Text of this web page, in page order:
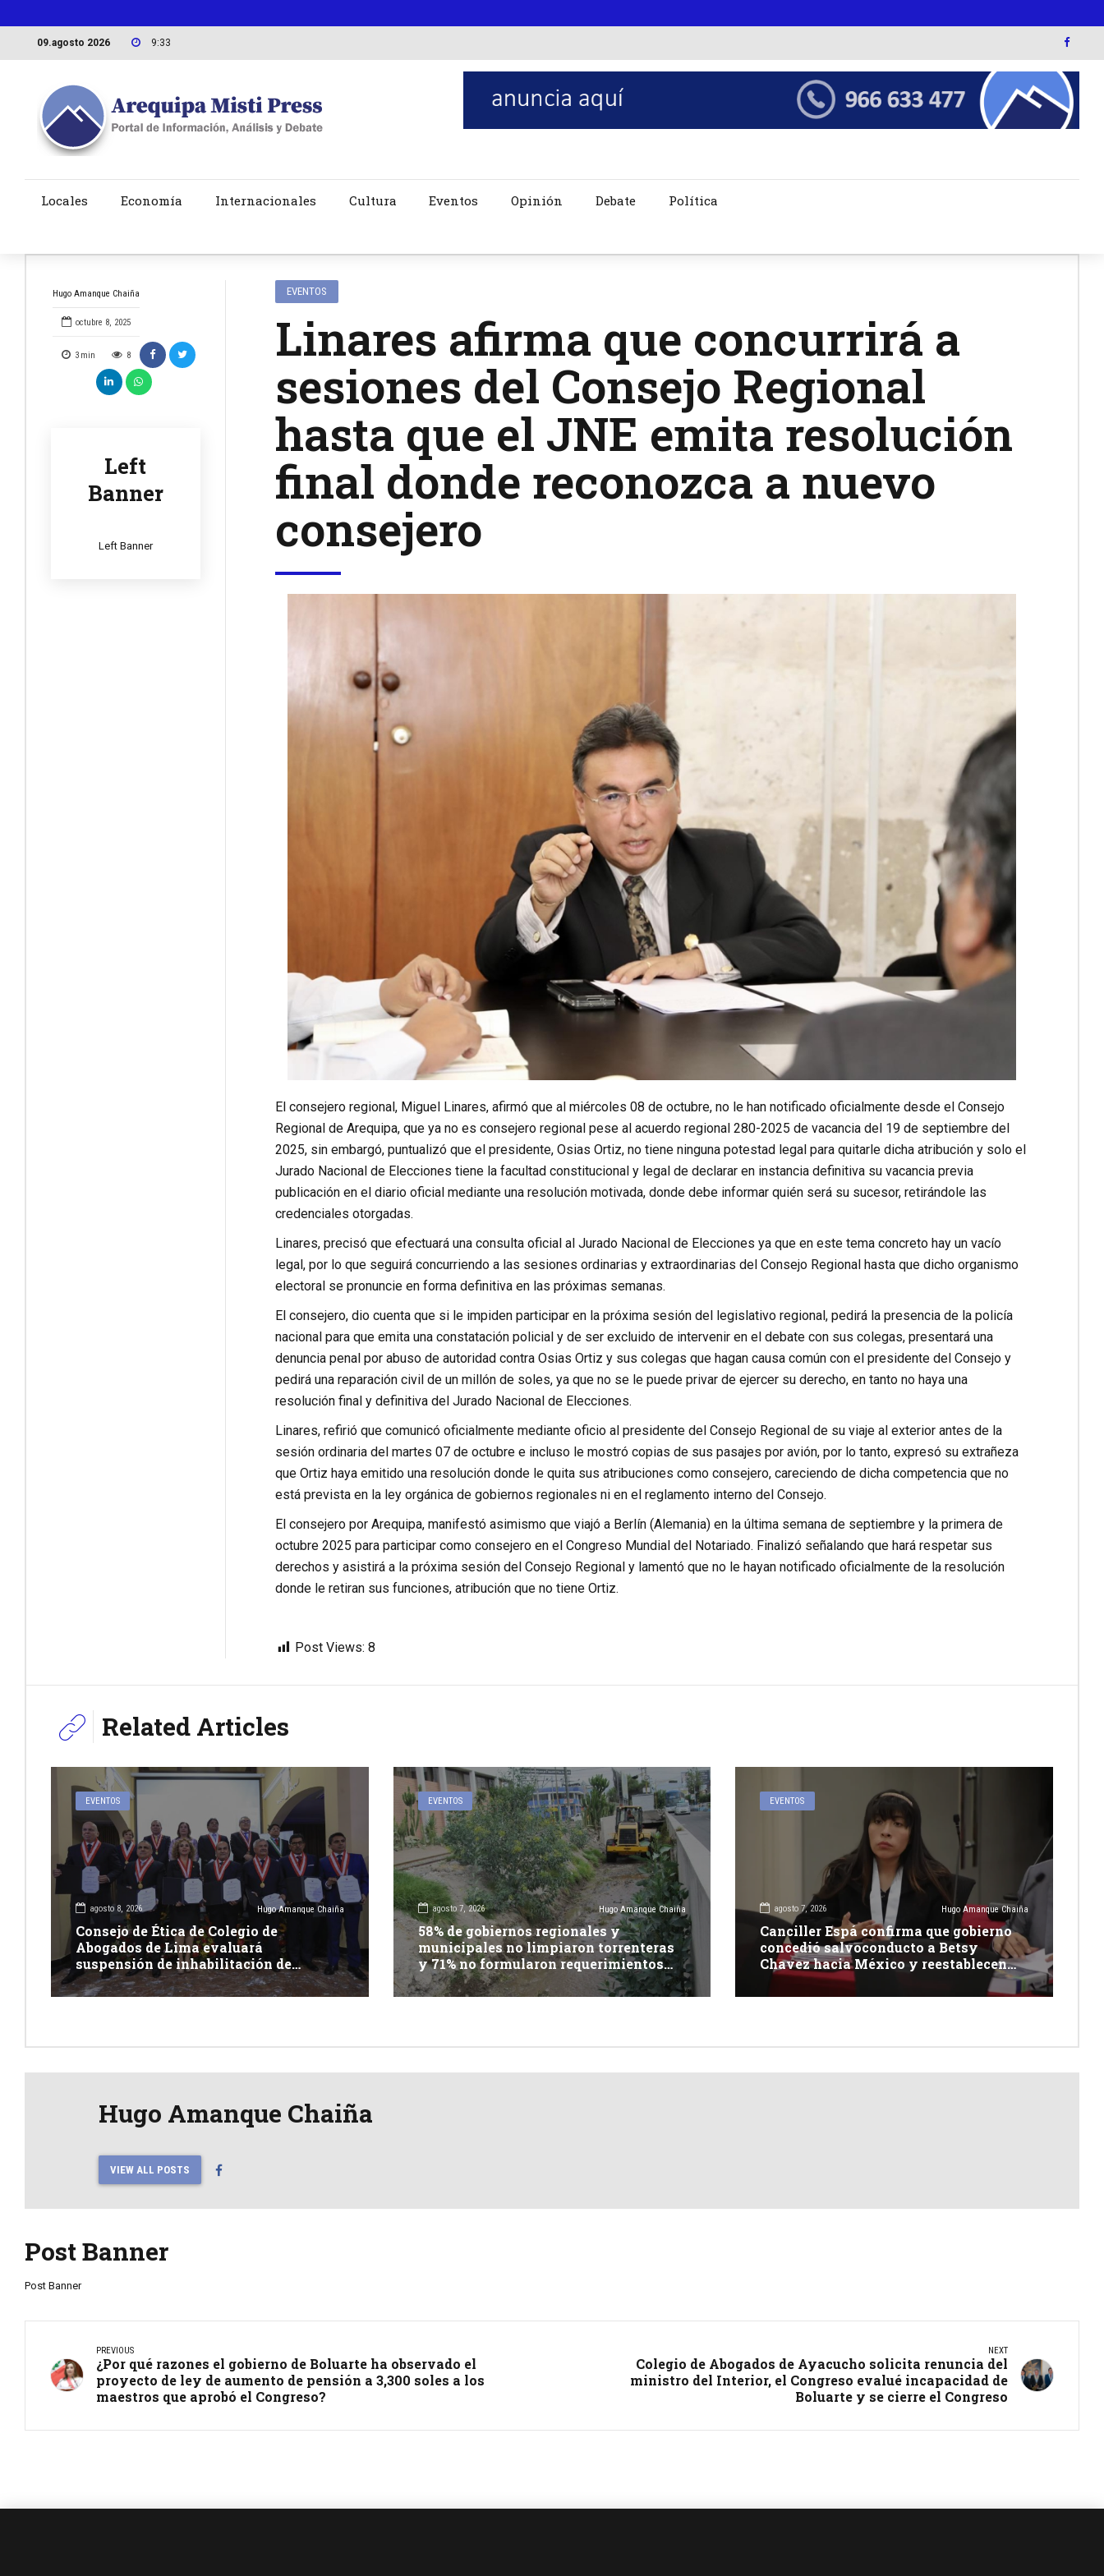
09.agosto 2026 9:33
Locales Economía Internacionales Cultura Eventos Opinión Debate Política
Hugo Amanque Chaiña
octubre 8, 2025
3 min 8
Left
Banner
Left Banner
EVENTOS
Linares afirma que concurrirá a
sesiones del Consejo Regional
hasta que el JNE emita resolución
final donde reconozca a nuevo
consejero
El consejero regional, Miguel Linares, afirmó que al miércoles 08 de octubre, no le han notificado oficialmente desde el Consejo
Regional de Arequipa, que ya no es consejero regional pese al acuerdo regional 280-2025 de vacancia del 19 de septiembre del
2025, sin embargó, puntualizó que el presidente, Osias Ortiz, no tiene ninguna potestad legal para quitarle dicha atribución y solo el
Jurado Nacional de Elecciones tiene la facultad constitucional y legal de declarar en instancia definitiva su vacancia previa
publicación en el diario oficial mediante una resolución motivada, donde debe informar quién será su sucesor, retirándole las
credenciales otorgadas.
Linares, precisó que efectuará una consulta oficial al Jurado Nacional de Elecciones ya que en este tema concreto hay un vacío
legal, por lo que seguirá concurriendo a las sesiones ordinarias y extraordinarias del Consejo Regional hasta que dicho organismo
electoral se pronuncie en forma definitiva en las próximas semanas.
El consejero, dio cuenta que si le impiden participar en la próxima sesión del legislativo regional, pedirá la presencia de la policía
nacional para que emita una constatación policial y de ser excluido de intervenir en el debate con sus colegas, presentará una
denuncia penal por abuso de autoridad contra Osias Ortiz y sus colegas que hagan causa común con el presidente del Consejo y
pedirá una reparación civil de un millón de soles, ya que no se le puede privar de ejercer su derecho, en tanto no haya una
resolución final y definitiva del Jurado Nacional de Elecciones.
Linares, refirió que comunicó oficialmente mediante oficio al presidente del Consejo Regional de su viaje al exterior antes de la
sesión ordinaria del martes 07 de octubre e incluso le mostró copias de sus pasajes por avión, por lo tanto, expresó su extrañeza
que Ortiz haya emitido una resolución donde le quita sus atribuciones como consejero, careciendo de dicha competencia que no
está prevista en la ley orgánica de gobiernos regionales ni en el reglamento interno del Consejo.
El consejero por Arequipa, manifestó asimismo que viajó a Berlín (Alemania) en la última semana de septiembre y la primera de
octubre 2025 para participar como consejero en el Congreso Mundial del Notariado. Finalizó señalando que hará respetar sus
derechos y asistirá a la próxima sesión del Consejo Regional y lamentó que no le hayan notificado oficialmente de la resolución
donde le retiran sus funciones, atribución que no tiene Ortiz.
Post Views: 8
Related Articles
EVENTOS
agosto 8, 2026 Hugo Amanque Chaiña
Consejo de Ética de Colegio de
Abogados de Lima evaluará
suspensión de inhabilitación de
integrantes de Junta Nacional de
Justicia
EVENTOS
agosto 7, 2026 Hugo Amanque Chaiña
58% de gobiernos regionales y
municipales no limpiaron torrenteras
y 71% no formularon requerimientos
presupuestales afirma informe de
Contraloría
EVENTOS
agosto 7, 2026 Hugo Amanque Chaiña
Canciller Espá confirma que gobierno
concedió salvoconducto a Betsy
Chavez hacia México y reestablecen
relaciones con dicho país
Hugo Amanque Chaiña
VIEW ALL POSTS
Post Banner
Post Banner
PREVIOUS
¿Por qué razones el gobierno de Boluarte ha observado el
proyecto de ley de aumento de pensión a 3,300 soles a los
maestros que aprobó el Congreso?
NEXT
Colegio de Abogados de Ayacucho solicita renuncia del
ministro del Interior, el Congreso evalué incapacidad de
Boluarte y se cierre el Congreso